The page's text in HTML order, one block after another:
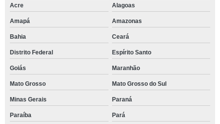
Acre
Alagoas
Amapá Amazonas
Bahia Ceará
Distrito Federal Espírito Santo
Goiás Maranhão
Mato Grosso Mato Grosso do Sul
Minas Gerais Paraná
Paraíba Pará